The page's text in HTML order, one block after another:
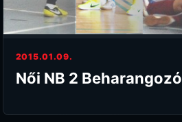
2015.01.09.
Női NB 2 Beharangozó